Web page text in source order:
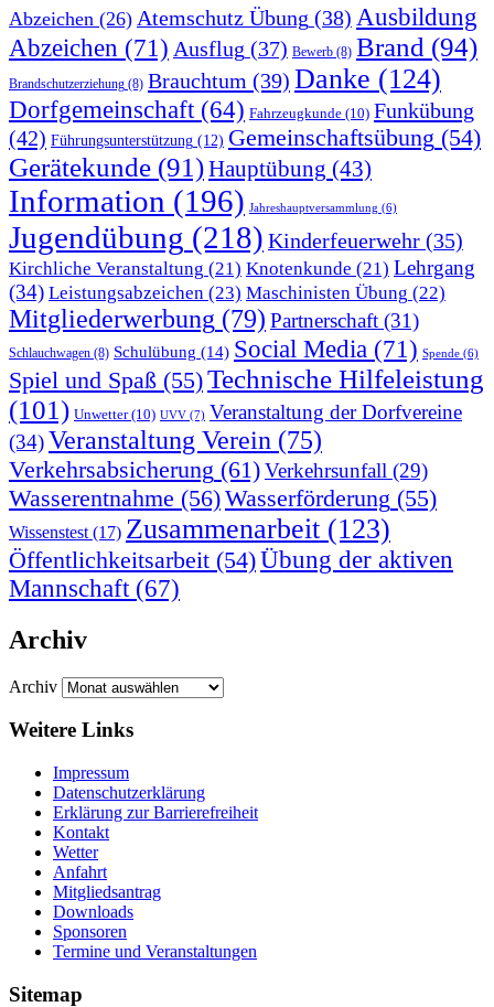
Abzeichen (26) Atemschutz Übung (38) Ausbildung
Abzeichen (71) Ausflug (37) Bewerb (8) Brand (94)
Brandschutzerziehung (8) Brauchtum (39) Danke (124)
Dorfgemeinschaft (64) Fahrzeugkunde (10) Funkübung
(42) Führungsunterstützung (12) Gemeinschaftsübung (54)
Gerätekunde (91)Hauptübung (43)
Information (196) Jahreshauptversammlung (6)
Jugendübung (218) Kinderfeuerwehr (35)
Kirchliche Veranstaltung (21) Knotenkunde (21) Lehrgang
(34) Leistungsabzeichen (23) Maschinisten Übung (22)
Mitgliederwerbung (79) Partnerschaft (31)
Schlauchwagen (8) Schulübung (14) Social Media (71) Spende (6)
Spiel und Spaß (55)Technische Hilfeleistung
(101) Unwetter(10) UVV (7) Veranstaltung der Dorfvereine
(34)Veranstaltung Verein (75)
Verkehrsabsicherung (61)Verkehrsunfall (29)
Wasserentnahme (56)Wasserförderung (55)
Wissenstest (17) Zusammenarbeit (123)
Öffentlichkeitsarbeit (54)Übung der aktiven
Mannschaft (67)
Archiv
Archiv
Weitere Links
Impressum
Datenschutzerklärung
Erklärung zur Barriere­frei­heit
Kontakt
Wetter
Anfahrt
Mitgliedsantrag
Downloads
Sponsoren
Termine und Veranstaltungen
Sitemap